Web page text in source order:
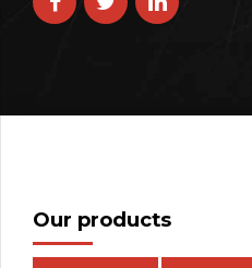
Our products